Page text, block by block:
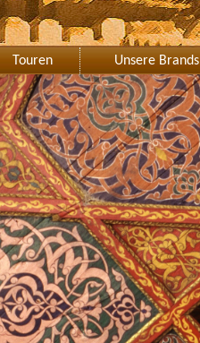
Touren Unsere Brands